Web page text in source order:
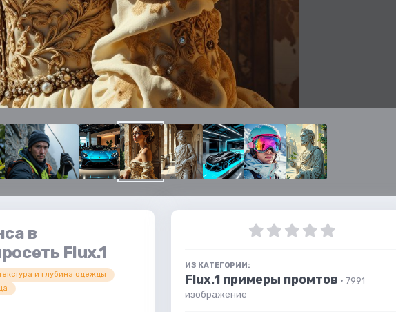
в
Flux.1
и глубина одежды
ИЗ КАТЕГОРИИ:
Flux.1 примеры промтов · 7991
изображение